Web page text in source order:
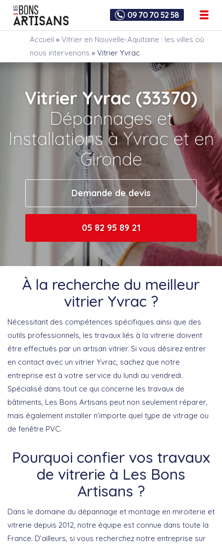
09 70 70 52 58
Accueil » Vitrier en Nouvelle-Aquitaine : les villes où
nous intervenons » Vitrier Yvrac
Vitrier Yvrac (33370)
Dépannages et
Installations à Yvrac et en
Gironde
Demande de devis
05 82 95 89 21
À la recherche du meilleur
vitrier Yvrac ?
Nécessitant des compétences spécifiques ainsi que des
outils professionnels, les travaux liés à la vitrerie doivent
être effectués par un artisan vitrier. Si vous désirez entrer
en contact avec un vitrier Yvrac, sachez que notre
entreprise est à votre service du lundi au vendredi.
Spécialisé dans tout ce qui concerne les travaux de
bâtiments, Les Bons Artisans peut non seulement réparer,
mais également installer n’importe quel type de vitrage ou
de fenêtre PVC.
Pourquoi confier vos travaux
de vitrerie à Les Bons
Artisans ?
Dans le domaine du dépannage et montage en miroiterie et
vitrerie depuis 2012, notre équipe est connue dans toute la
France. D’ailleurs, si vous recherchez notre entreprise sur